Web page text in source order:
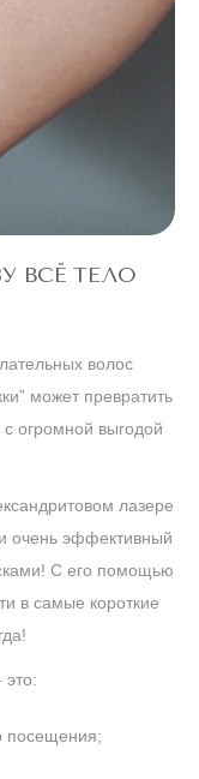
ВСЁ ТЕЛО
волос
может превратить
с огромной выгодой
лазере
очень эффективный
С его помощью
в самые короткие
это:
посещения;